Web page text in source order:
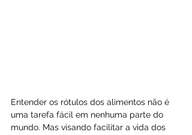
Entender os rótulos dos alimentos não é
uma tarefa fácil em nenhuma parte do
mundo. Mas visando facilitar a vida dos